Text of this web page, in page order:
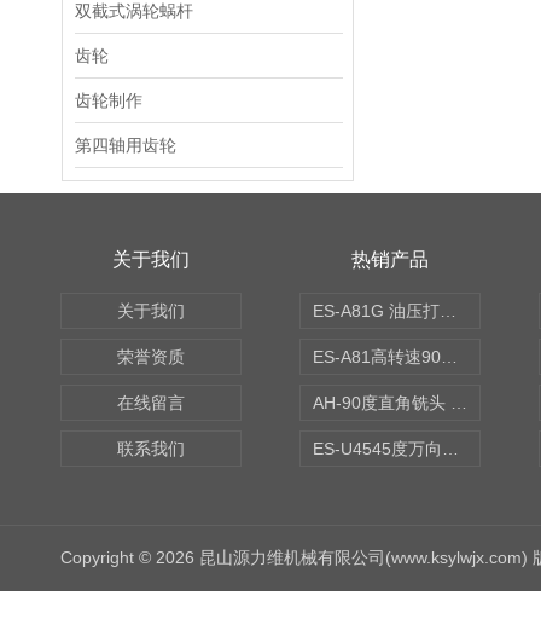
双截式涡轮蜗杆
齿轮
齿轮制作
第四轴用齿轮
关于我们
关于我们
荣誉资质
在线留言
联系我们
热销产品
Copyright © 2026 昆山源力维机械有限公司(www.ksylwjx.com)